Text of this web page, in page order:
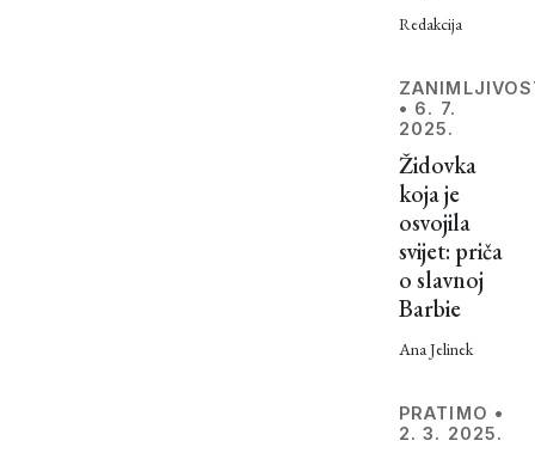
Redakcija
• 6. 7.
2025.
Židovka
koja je
osvojila
svijet: priča
o slavnoj
Barbie
Ana Jelinek
PRATIMO •
2. 3. 2025.